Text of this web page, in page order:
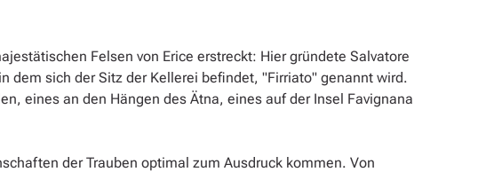
Felsen von Erice erstreckt: Hier gründete Salvatore
dem sich der Sitz der Kellerei befindet, "Firriato" genannt wird.
eines an den Hängen des Ätna, eines auf der Insel Favignana
der Trauben optimal zum Ausdruck kommen. Von